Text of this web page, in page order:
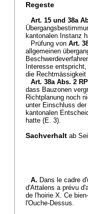
Regeste
Art. 15 und 38a
kantonalen Instanz
Prüfung von Art.
allgemeinen
Interesse
die Rechtmässigkeit
Art. 38a Abs. 2
dass Bauzonen
Richtplanung noch
unter Einschluss
kantonalen
hatte (E. 3).
Sachverhalt ab
A. Dans le cadre
d'Attalens a prévu
de l'hoirie X. Ce
l'Ouche-Dessus.